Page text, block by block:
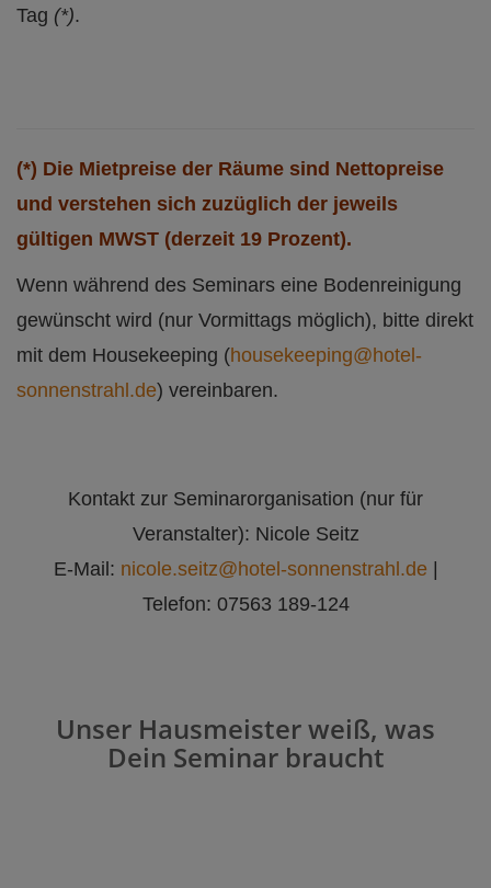
Tag (*).
(*) Die Mietpreise der Räume sind Nettopreise
und verstehen sich zuzüglich der jeweils
gültigen MWST (derzeit 19 Prozent).
Wenn während des Seminars eine Bodenreinigung
gewünscht wird (nur Vormittags möglich), bitte direkt
mit dem Housekeeping (housekeeping@hotel-
sonnenstrahl.de) vereinbaren.
Kontakt zur Seminarorganisation (nur für
Veranstalter): Nicole Seitz
E-Mail: nicole.seitz@hotel-sonnenstrahl.de
Telefon: 07563 189-124
Unser Hausmeister weiß, was
Dein Seminar braucht